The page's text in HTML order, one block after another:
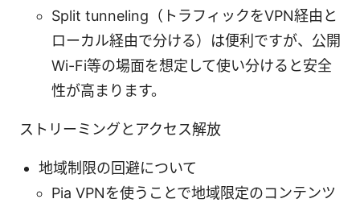
Split tunneling（トラフィックをVPN経由と
ローカル経由で分ける）は便利ですが、公開
Wi-Fi等の場面を想定して使い分けると安全
性が高まります。
ストリーミングとアクセス解放
地域制限の回避について
Pia VPNを使うことで地域限定のコンテンツ